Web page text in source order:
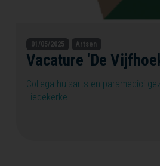
01/05/2025 Artsen
Vacature 'De
Collega huisarts en paramedici
Liedekerke